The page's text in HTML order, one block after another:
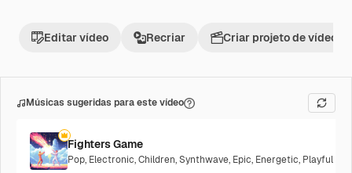
Editar vídeo Recriar Criar projeto de vídeo
Músicas sugeridas para este vídeo
Fighters Game
Pop, Electronic,Children,Synthwave, Epic, Energetic, Playful